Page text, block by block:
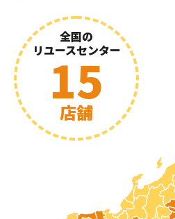
全国の
リユースセンター
15
店舗